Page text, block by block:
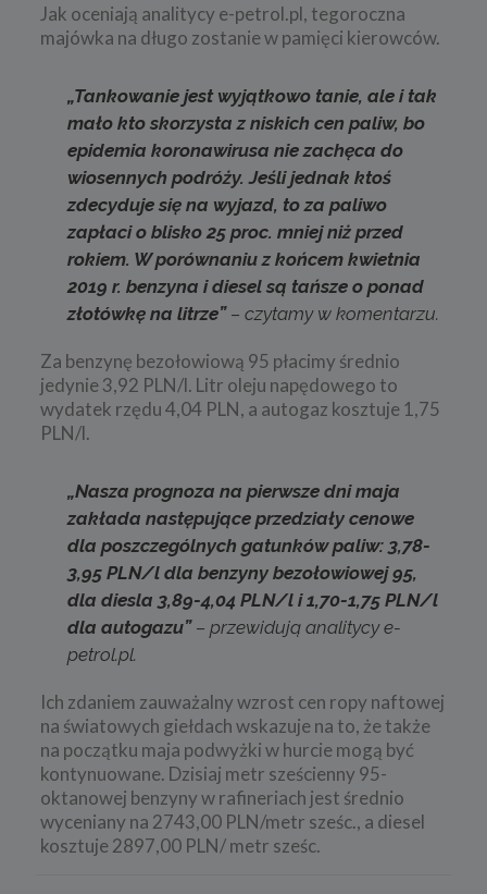
Jak oceniają analitycy e-petrol.pl, tegoroczna
majówka na długo zostanie w pamięci kierowców.
„Tankowanie jest wyjątkowo tanie, ale i tak
mało kto skorzysta z niskich cen paliw, bo
epidemia koronawirusa nie zachęca do
wiosennych podróży. Jeśli jednak ktoś
zdecyduje się na wyjazd, to za paliwo
zapłaci o blisko 25 proc. mniej niż przed
rokiem. W porównaniu z końcem kwietnia
2019 r. benzyna i diesel są tańsze o ponad
złotówkę na litrze”– czytamy w komentarzu.
Za benzynę bezołowiową 95 płacimy średnio
jedynie 3,92 PLN/l. Litr oleju napędowego to
wydatek rzędu 4,04 PLN, a autogaz kosztuje 1,75
PLN/l.
„Nasza prognoza na pierwsze dni maja
zakłada następujące przedziały cenowe
dla poszczególnych gatunków paliw: 3,78-
3,95 PLN/l dla benzyny bezołowiowej 95,
dla diesla 3,89-4,04 PLN/l i 1,70-1,75 PLN/l
dla autogazu”– przewidują analitycy e-
petrol.pl.
Ich zdaniem zauważalny wzrost cen ropy naftowej
na światowych giełdach wskazuje na to, że także
na początku maja podwyżki w hurcie mogą być
kontynuowane. Dzisiaj metr sześcienny 95-
oktanowej benzyny w rafineriach jest średnio
wyceniany na 2743,00 PLN/metr sześc., a diesel
kosztuje 2897,00 PLN/ metr sześc.